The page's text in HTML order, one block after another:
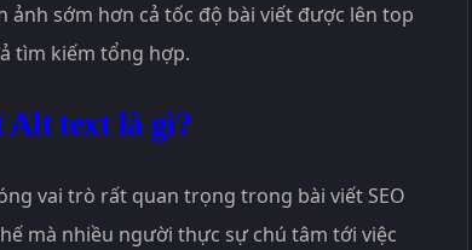
ảnh sớm hơn cả tốc độ bài viết được lên top
tìm kiếm tổng hợp.
Alt text là gì?
vai trò rất quan trọng trong bài viết SEO
mà nhiều người thực sự chú tâm tới việc